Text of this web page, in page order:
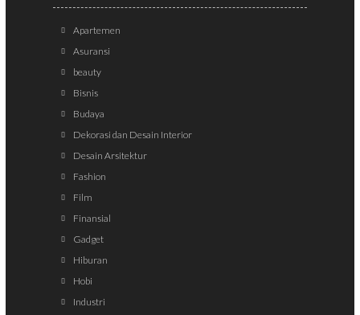
Apartemen
Asuransi
beauty
Bisnis
Budaya
Dekorasi dan Desain Interior
Desain Arsitektur
Fashion
Film
Finansial
Gadget
Hiburan
Hobi
Industri